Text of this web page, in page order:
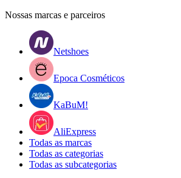
Nossas marcas e parceiros
Netshoes
Epoca Cosméticos
KaBuM!
AliExpress
Todas as marcas
Todas as categorias
Todas as subcategorias